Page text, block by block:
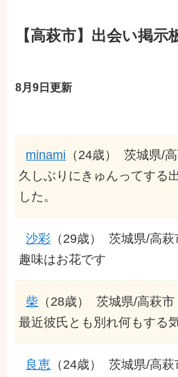
【高萩市】出会い掲示
8月9日更新
minami （24歳）
茨城県/
久しぶりにきゅんってする
した。
沙彩 （29歳）
茨城県/高萩
趣味はお花です
柴 （28歳）
茨城県/高萩市
最近彼氏とも別れ何もする
良恵 （24歳）
茨城県/高萩